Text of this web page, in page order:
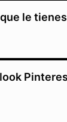
le